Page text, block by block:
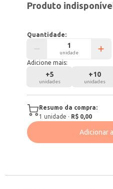
Produto
Quantidade:
unidade
Adicione mais:
+5
unidades
+10
unidades
Resumo da compra:
1 unidade · R$ 0,00
Adicionar